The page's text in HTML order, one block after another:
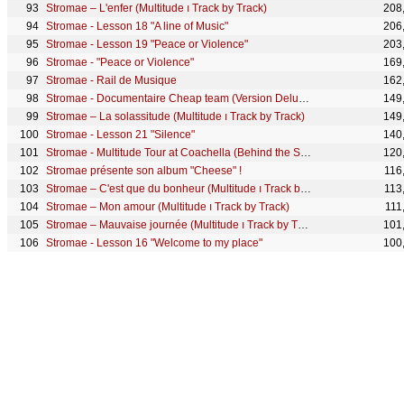
Stromae – L'enfer (Multitude ı Track by Track)
Stromae - Lesson 18 "A line of Music"
Stromae - Lesson 19 "Peace or Violence"
Stromae - "Peace or Violence"
Stromae - Rail de Musique
Stromae - Documentaire Cheap team (Version Deluxe "Cheese")
Stromae – La solassitude (Multitude ı Track by Track)
Stromae - Lesson 21 "Silence"
Stromae - Multitude Tour at Coachella (Behind the Scenes)
Stromae présente son album "Cheese" !
Stromae – C'est que du bonheur (Multitude ı Track by Track)
Stromae – Mon amour (Multitude ı Track by Track)
Stromae – Mauvaise journée (Multitude ı Track by Track)
Stromae - Lesson 16 "Welcome to my place"